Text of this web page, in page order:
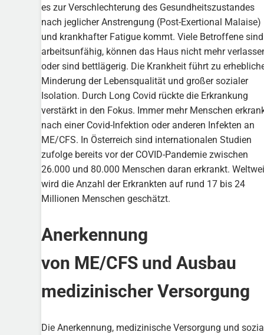
es zur Verschlechterung des Gesundheitszustandes
nach jeglicher Anstrengung (Post-Exertional Malaise)
und krankhafter Fatigue kommt. Viele Betroffene sind
arbeitsunfähig, können das Haus nicht mehr
oder sind bettlägerig. Die Krankheit führt zu
Minderung der Lebensqualität und großer sozialer
Isolation. Durch Long Covid rückte die Erkrankung
verstärkt in den Fokus. Immer mehr Menschen
nach einer Covid-Infektion oder anderen Infekten an
ME/CFS. In Österreich sind internationalen Studien
zufolge bereits vor der COVID-Pandemie zwischen
26.000 und 80.000 Menschen daran erkrankt.
wird die Anzahl der Erkrankten auf rund 17 bis 24
Millionen Menschen geschätzt.
Anerkennung
von ME/CFS und Ausbau
medizinischer Versorgung
Die Anerkennung, medizinische Versorgung und